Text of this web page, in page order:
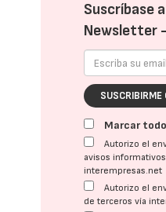
Suscríbase
Newsletter -
SUSCRIBIRME
Marcar
Autorizo el
avisos
interempresas.net
Autorizo el
de terceros vía